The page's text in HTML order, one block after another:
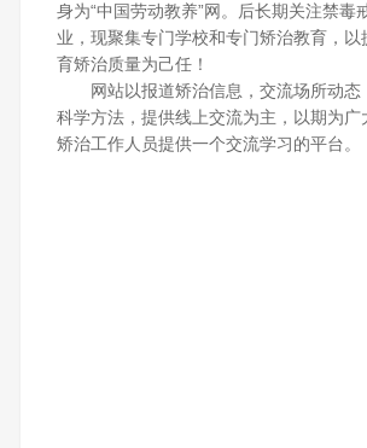
身为“中国劳动教养”网。后长期关注禁毒
业，现聚集专门学校和专门矫治教育，以
育矫治质量为己任！
网站以报道矫治信息，交流场所动态
科学方法，提供线上交流为主，以期为广
矫治工作人员提供一个交流学习的平台。